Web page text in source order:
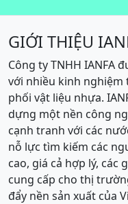
GIỚI THIỆU
Công ty TNHH IANFA
với nhiều kinh nghiệm
phối vật liệu nhựa.
dựng một nền công
cạnh tranh với các
nỗ lực tìm kiếm các
cao, giá cả hợp lý, các
cung cấp cho thị
đẩy nền sản xuất của